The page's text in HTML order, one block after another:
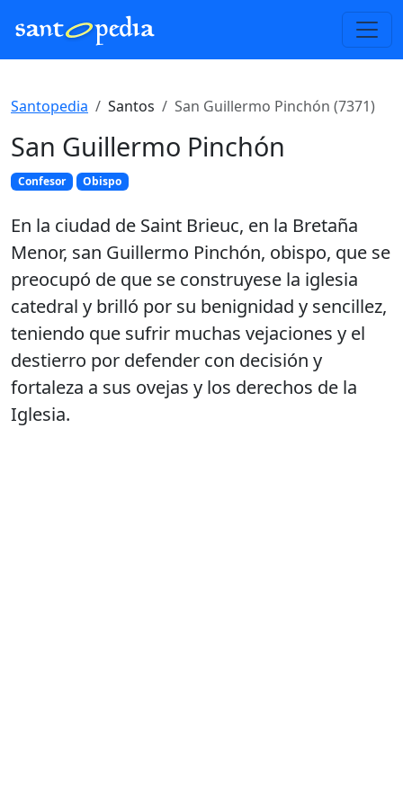
Santopedia Santos San Guillermo Pinchón (7371)
San Guillermo Pinchón
Confesor Obispo
En la ciudad de Saint Brieuc, en la Bretaña
Menor, san Guillermo Pinchón, obispo, que se
preocupó de que se construyese la iglesia
catedral y brilló por su benignidad y sencillez,
teniendo que sufrir muchas vejaciones y el
destierro por defender con decisión y
fortaleza a sus ovejas y los derechos de la
Iglesia.